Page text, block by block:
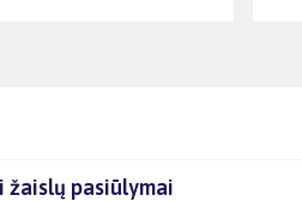
žaislų pasiūlymai